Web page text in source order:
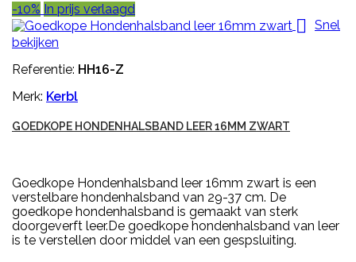
-10% In prijs verlaagd
 Snel
bekijken
Referentie: HH16-Z
Merk: Kerbl
GOEDKOPE HONDENHALSBAND LEER 16MM ZWART
Goedkope Hondenhalsband leer 16mm zwart is een
verstelbare hondenhalsband van 29-37 cm. De
goedkope hondenhalsband is gemaakt van sterk
doorgeverft leer.De goedkope hondenhalsband van leer
is te verstellen door middel van een gespsluiting.